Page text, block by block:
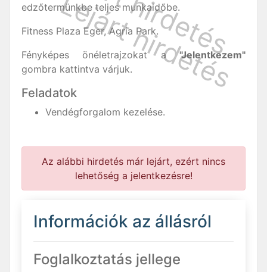
edzőtermünkbe teljes munkaidőbe.
Fitness Plaza Eger, Agria Park.
Fényképes önéletrajzokat a"Jelentkezem"
gombra kattintva várjuk.
Feladatok
Vendégforgalom kezelése.
Az alábbi hirdetés már lejárt, ezért nincs
lehetőség a jelentkezésre!
Információk az állásról
Foglalkoztatás jellege